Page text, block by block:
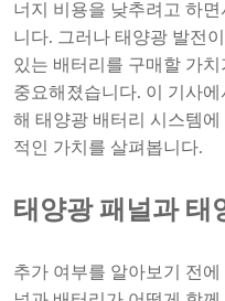
너지 비용을 낮추려고 하
니다. 그러나 태양광 발전
있는 배터리를 구매할 가
중요해졌습니다. 이 기사
해 태양광 배터리 시스템
적인 가치를 살펴봅니다.
태양광 패널과 태
추가 여부를 알아보기 전